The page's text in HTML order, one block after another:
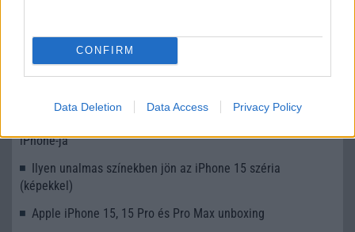
CONFIRM
Data Deletion Data Access Privacy Policy
KAPCSOLÓDÓ HÍREK
iPhone-ja
Ilyen unalmas színekben jön az iPhone 15 széria
(képekkel)
Apple iPhone 15, 15 Pro és Pro Max unboxing